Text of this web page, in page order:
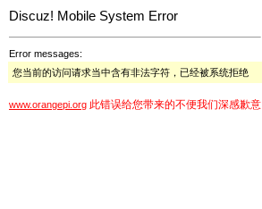
Discuz! Mobile System Error
Error messages:
您当前的访问请求当中含有非法字符，已经被系统拒绝
www.orangepi.org 此错误给您带来的不便我们深感歉意